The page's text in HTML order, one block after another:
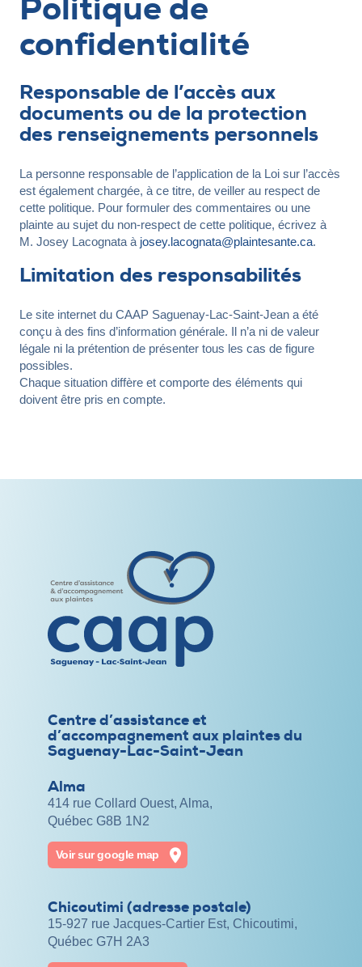
Publications RPA
Expliquer ma problématique
Politique de
confidentialité
Responsable de l’accès aux
documents ou de la protection
des renseignements personnels
La personne responsable de l’application de la Loi sur l’accès
est également chargée, à ce titre, de veiller au respect de
cette politique. Pour formuler des commentaires ou une
plainte au sujet du non-respect de cette politique, écrivez à
M. Josey Lacognata à josey.lacognata@plaintesante.ca.
Limitation des responsabilités
Le site internet du CAAP Saguenay-Lac-Saint-Jean a été
conçu à des fins d’information générale. Il n’a ni de valeur
légale ni la prétention de présenter tous les cas de figure
possibles.
Chaque situation diffère et comporte des éléments qui
doivent être pris en compte.
Centre d’assistance et
d’accompagnement aux plaintes du
Saguenay-Lac-Saint-Jean
Alma
414 rue Collard Ouest, Alma,
Québec G8B 1N2
Voir sur google map
Chicoutimi (adresse postale)
15-927 rue Jacques-Cartier Est, Chicoutimi,
Québec G7H 2A3